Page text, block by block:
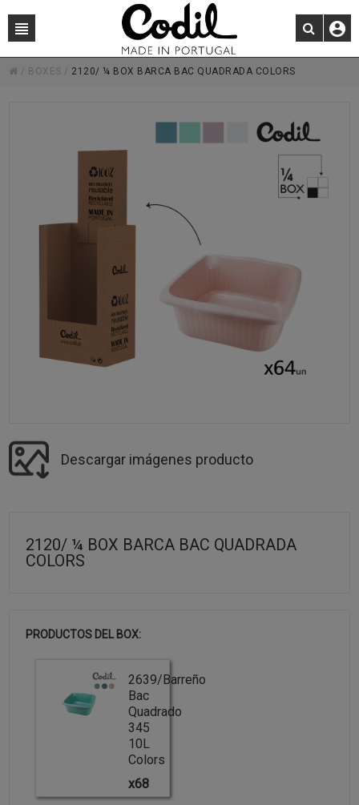
/ BOXES / 2120/ ¼ BOX BARCA BAC QUADRADA COLORS
Descargar imágenes producto
2120/ ¼ BOX BARCA BAC QUADRADA
COLORS
PRODUCTOS DEL BOX:
2639/Barreño
Bac
Quadrado
345
10L
Colors
x68